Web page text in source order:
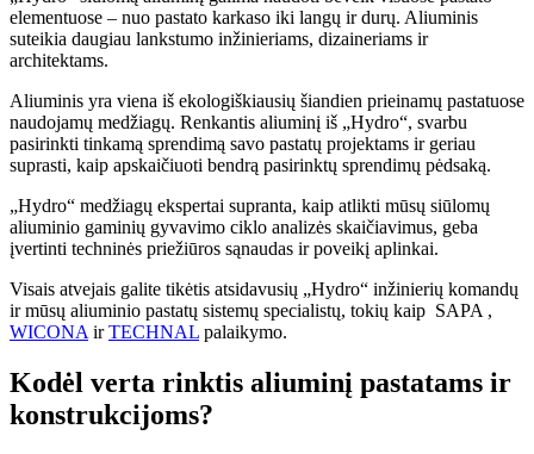
elementuose – nuo pastato karkaso iki langų ir durų. Aliuminis
suteikia daugiau lankstumo inžinieriams, dizaineriams ir
architektams.
Aliuminis yra viena iš ekologiškiausių šiandien prieinamų pastatuose
naudojamų medžiagų. Renkantis aliuminį iš „Hydro“, svarbu
pasirinkti tinkamą sprendimą savo pastatų projektams ir geriau
suprasti, kaip apskaičiuoti bendrą pasirinktų sprendimų pėdsaką.
„Hydro“ medžiagų ekspertai supranta, kaip atlikti mūsų siūlomų
aliuminio gaminių gyvavimo ciklo analizės skaičiavimus, geba
įvertinti techninės priežiūros sąnaudas ir poveikį aplinkai.
Visais atvejais galite tikėtis atsidavusių „Hydro“ inžinierių komandų
ir mūsų aliuminio pastatų sistemų specialistų, tokių kaip SAPA ,
WICONA irTECHNAL palaikymo.
Kodėl verta rinktis aliuminį pastatams ir
konstrukcijoms?